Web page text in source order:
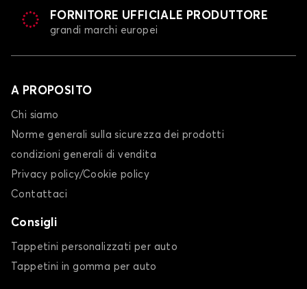
Telo copriauto per HONDA LEGEND
FORNITORE UFFICIALE PRODUTTORE
grandi marchi europei
A PROPOSITO
Chi siamo
Norme generali sulla sicurezza dei prodotti
condizioni generali di vendita
Privacy policy/Cookie policy
Contattaci
Consigli
Tappetini personalizzati per auto
Tappetini in gomma per auto